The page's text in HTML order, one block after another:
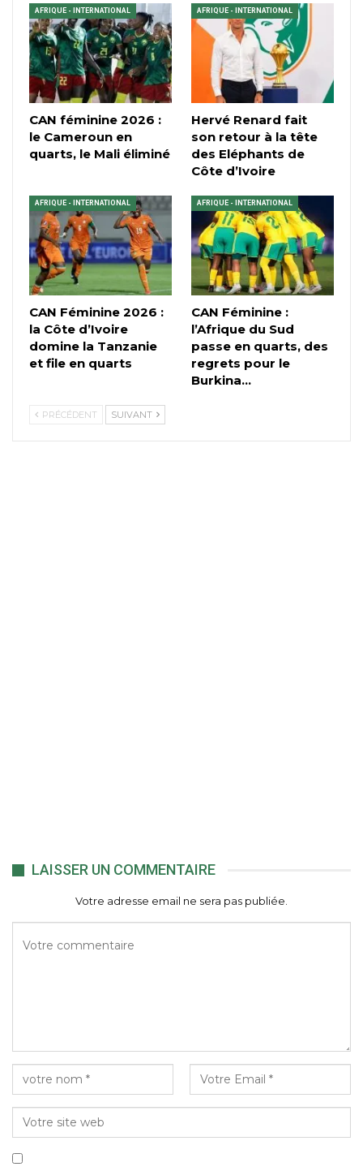
AFRIQUE - INTERNATIONAL
CAN féminine 2026 :
le Cameroun en
quarts, le Mali éliminé
AFRIQUE - INTERNATIONAL
Hervé Renard fait
son retour à la tête
des Eléphants de
Côte d’Ivoire
AFRIQUE - INTERNATIONAL
CAN Féminine 2026 :
la Côte d’Ivoire
domine la Tanzanie
et file en quarts
AFRIQUE - INTERNATIONAL
CAN Féminine :
l’Afrique du Sud
passe en quarts, des
regrets pour le
Burkina…
PRÉCÉDENT SUIVANT
LAISSER UN COMMENTAIRE
Votre adresse email ne sera pas publiée.